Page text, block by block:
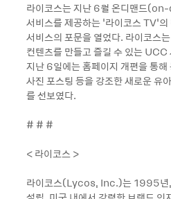
라이코스는 지난 6월 온디맨드
서비스를 제공하는 ‘라이코스 TV’
서비스의 포문을 열었다. 라이코스
컨텐츠를 만들고 즐길 수 있는
지난 6일에는 홈페이지 개편을 통
사진 포스팅 등을 강조한 새로운
를 선보였다.
# # #
< 라이코스 >
라이코스(Lycos, Inc.)는 1995년,